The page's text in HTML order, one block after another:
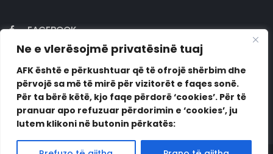
Ne e vlerësojmë privatësinë tuaj
AFK është e përkushtuar që të ofrojë shërbim dhe
përvojë sa më të mirë për vizitorët e faqes sonë.
Për ta bërë këtë, kjo faqe përdorë ‘cookies’. Për të
pranuar apo refuzuar përdorimin e ‘cookies’, ju
lutem klikoni në butonin përkatës:
FACEBOOK
GOOGLE
INSTAGRAM
LINKEDIN